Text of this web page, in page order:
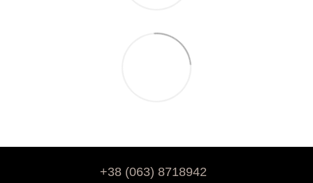
+38 (063) 8718942